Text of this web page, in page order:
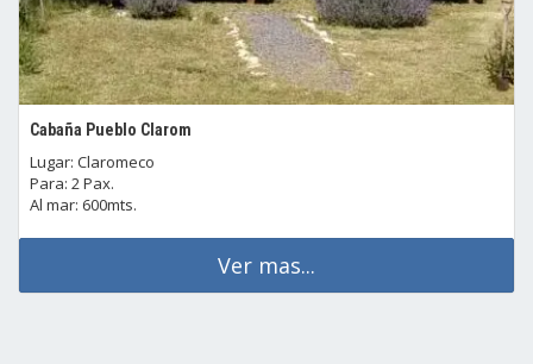
Cabaña Pueblo Clarom
Lugar: Claromeco
Para: 2 Pax.
Al mar: 600mts.
Ver mas...